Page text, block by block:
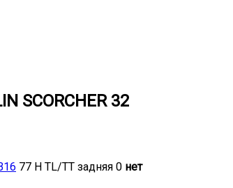
SCORCHER 32
77 H TL/TT задняя 0 нет